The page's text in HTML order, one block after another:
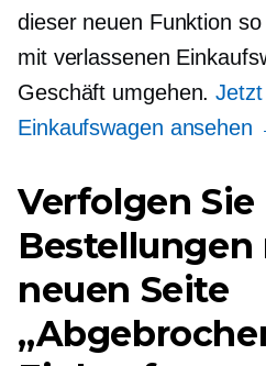
dieser neuen Funktion
mit verlassenen
Geschäft umgehen.
Einkaufswagen ansehen
Verfolgen Sie
neuen Seite